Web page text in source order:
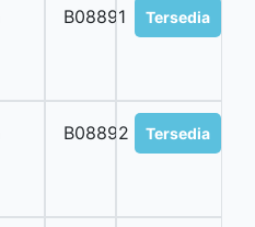
B08891 Tersedia
B08892 Tersedia